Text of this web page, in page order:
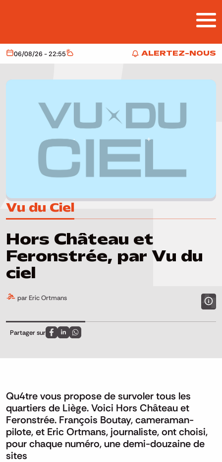
ALERTEZ-NOUS
ALERTEZ-NOUS
Aujourd'hui
06/08/26 - 22:55 Météo
Vu du Ciel
Hors Château et
Feronstrée, par Vu du
ciel
par Eric Ortmans
Partager sur
Partagez sur FaceBook
Partagez sur LinkedIn
Partagez sur Whatsapp
Qu4tre vous propose de survoler tous les
quartiers de Liège. Voici Hors Château et
Feronstrée. François Boutay, cameraman-
pilote, et Eric Ortmans, journaliste, ont choisi,
pour chaque numéro, une demi-douzaine de
sites